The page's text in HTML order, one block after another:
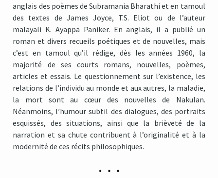
anglais des poèmes de Subramania Bharathi et en tamoul
des textes de James Joyce, T.S. Eliot ou de l’auteur
malayali K. Ayappa Paniker. En anglais, il a publié un
roman et divers recueils poétiques et de nouvelles, mais
c’est en tamoul qu’il rédige, dès les années 1960, la
majorité de ses courts romans, nouvelles, poèmes,
articles et essais. Le questionnement sur l’existence, les
relations de l’individu au monde et aux autres, la maladie,
la mort sont au cœur des nouvelles de Nakulan.
Néanmoins, l’humour subtil des dialogues, des portraits
esquissés, des situations, ainsi que la brièveté de la
narration et sa chute contribuent à l’originalité et à la
modernité de ces récits philosophiques.